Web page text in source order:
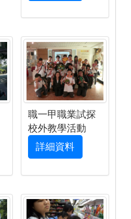
職一甲職業試探
校外教學活動
詳細資料